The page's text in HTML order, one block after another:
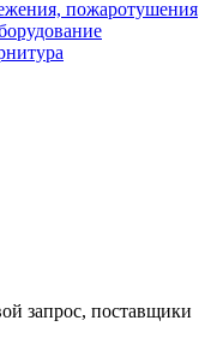
пожаротушения
запрос, поставщики